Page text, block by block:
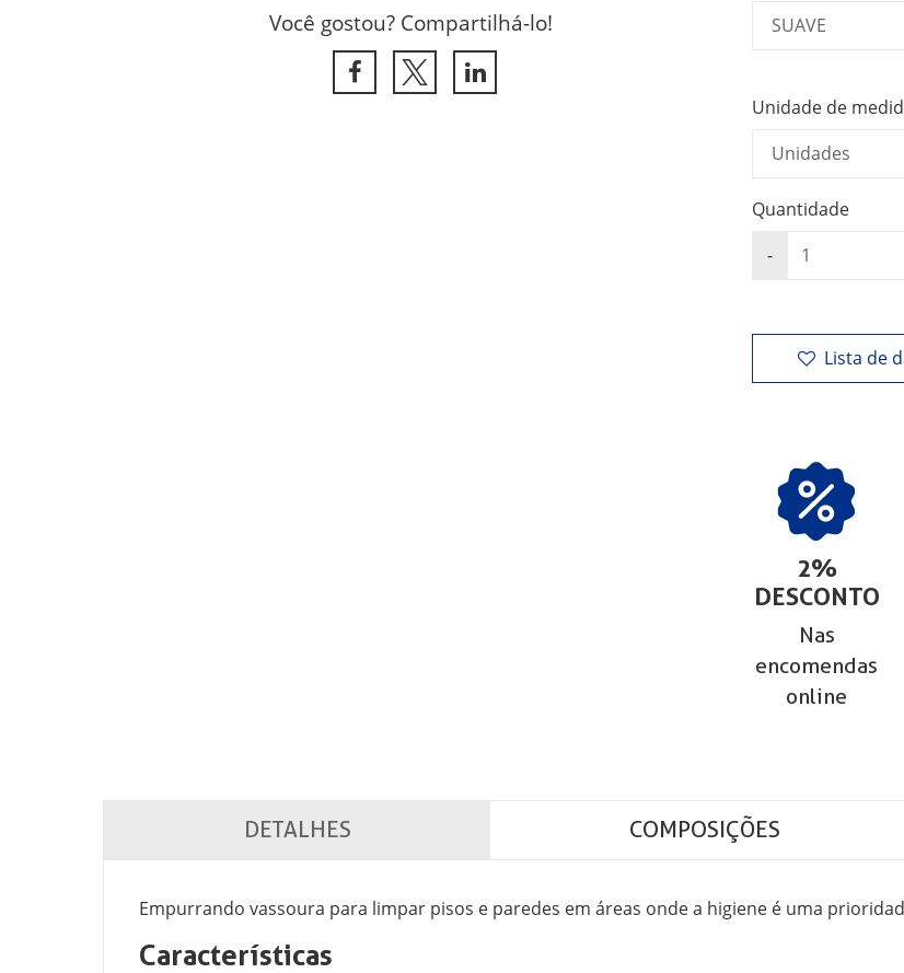
Você gostou? Compartilhá-lo!
Unidade de
Quantidade
Lista de
2%
DESCONTO
Nas
encomendas
online
DETALHES COMPOSIÇÕES
Empurrando vassoura para limpar pisos e paredes em áreas onde a higiene é uma
Características